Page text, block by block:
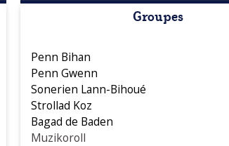
Groupes
Penn Bihan
Penn Gwenn
Sonerien Lann-Bihoué
Strollad Koz
Bagad de Baden
Muzikoroll